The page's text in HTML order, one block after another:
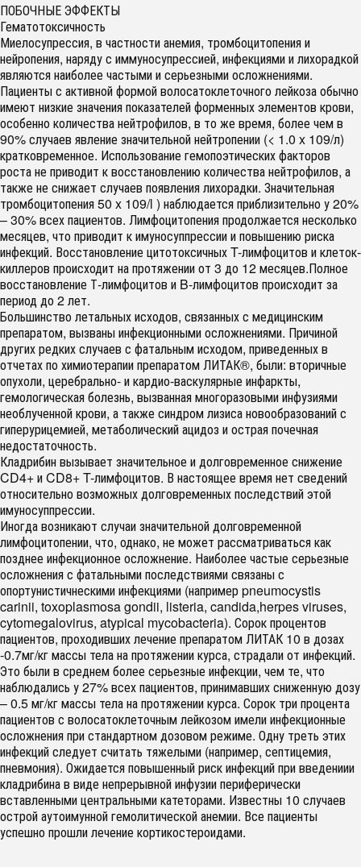
ПОБОЧНЫЕ ЭФФЕКТЫ
Гематотоксичность
Миелосупрессия, в частности анемия, тромбоцитопения и
нейропения, наряду с иммуносупрессией, инфекциями и лихорадкой
являются наиболее частыми и серьезными осложнениями.
Пациенты с активной формой волосатоклеточного лейкоза обычно
имеют низкие значения показателей форменных элементов крови,
особенно количества нейтрофилов, в то же время, более чем в
90% случаев явление значительной нейтропении (< 1.0 x 109/л)
кратковременное. Использование гемопоэтических факторов
роста не приводит к восстановлению количества нейтрофилов, а
также не снижает случаев появления лихорадки. Значительная
тромбоцитопения 50 x 109/l ) наблюдается приблизительно у 20%
– 30% всех пациентов. Лимфоцитопения продолжается несколько
месяцев, что приводит к имуносуппрессии и повышению риска
инфекций. Восстановление цитотоксичных T-лимфоцитов и клеток-
киллеров происходит на протяжении от 3 до 12 месяцев.Полное
восстановление Т-лимфоцитов и B-лимфоцитов происходит за
период до 2 лет.
Большинство летальных исходов, связанных с медицинским
препаратом, вызваны инфекционными осложнениями. Причиной
других редких случаев с фатальным исходом, приведенных в
отчетах по химиотерапии препаратом ЛИТАК®, были: вторичные
опухоли, церебрально- и кардио-васкулярные инфаркты,
гемологическая болезнь, вызванная многоразовыми инфузиями
необлученной крови, а также синдром лизиса новообразований с
гиперурицемией, метаболический ацидоз и острая почечная
недостаточность.
Кладрибин вызывает значительное и долговременное снижение
CD4+ и CD8+ T-лимфоцитов. В настоящее время нет сведений
относительно возможных долговременных последствий этой
имуносуппрессии.
Иногда возникают случаи значительной долговременной
лимфоцитопении, что, однако, не может рассматриваться как
позднее инфекционное осложнение. Наиболее частые серьезные
осложнения с фатальными последствиями связаны с
опортунистичнескими инфекциями (например pneumocystis
carinii, toxoplasmosa gondii, listeria, candida,herpes viruses,
cytomegalovirus, atypical mycobacteria). Сорок процентов
пациентов, проходивших лечение препаратом ЛИТАК 10 в дозах
-0.7мг/кг массы тела на протяжении курса, страдали от инфекций.
Это были в среднем более серьезные инфекции, чем те, что
наблюдались у 27% всех пациентов, принимавших сниженную дозу
– 0.5 мг/кг массы тела на протяжении курса. Сорок три процента
пациентов с волосатоклеточным лейкозом имели инфекционные
осложнения при стандартном дозовом режиме. Одну треть этих
инфекций следует считать тяжелыми (например, септицемия,
пневмония). Ожидается повышенный риск инфекций при введениии
кладрибина в виде непрерывной инфузии периферически
вставленными центральными катеторами. Известны 10 случаев
острой аутоимунной гемолитической анемии. Все пациенты
успешно прошли лечение кортикостероидами.